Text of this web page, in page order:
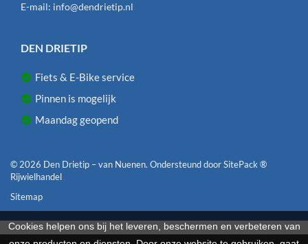
E-mail: info@dendrietip.nl
DEN DRIETIP
Fiets & E-Bike service
Pinnen is mogelijk
Maandag geopend
© 2026 Den Drietip – van Nuenen. Ondersteund doorSitePack ®
Rijwielhandel
Sitemap
Cookies helpen ons bij het leveren, beschermen en verbeteren van